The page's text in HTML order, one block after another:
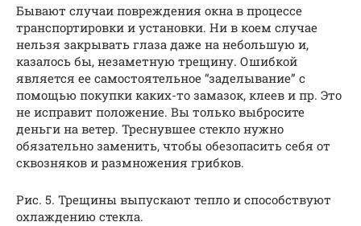
Бывают случаи повреждения окна в процессе
транспортировки и установки. Ни в коем случае
нельзя закрывать глаза даже на небольшую и,
казалось бы, незаметную трещину. Ошибкой
является ее самостоятельное “заделывание” с
помощью покупки каких-то замазок, клеев и пр. Это
не исправит положение. Вы только выбросите
деньги на ветер. Треснувшее стекло нужно
обязательно заменить, чтобы обезопасить себя от
сквозняков и размножения грибков.
Рис. 5. Трещины выпускают тепло и способствуют
охлаждению стекла.